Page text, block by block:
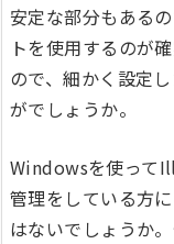
安定な部分もある
トを使用するのが
ので、細かく設定
がでしょうか。
Windowsを使って
管理をしている方
はないでしょうか